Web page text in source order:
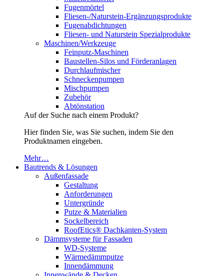
Fugenmörtel
Fliesen-/Naturstein-Ergänzungsprodukte
Fugenabdichtungen
Fliesen- und Naturstein Spezialprodukte
Maschinen/Werkzeuge
Feinputz-Maschinen
Baustellen-Silos und Förderanlagen
Durchlaufmischer
Schneckenpumpen
Mischpumpen
Zubehör
Abtönstation
Auf der Suche nach einem Produkt?
Hier finden Sie, was Sie suchen, indem Sie den
Produktnamen eingeben.
Mehr…
Bautrends & Lösungen
Außenfassade
Gestaltung
Anforderungen
Untergründe
Putze & Materialien
Sockelbereich
RoofEtics® Dachkanten-System
Dämmsysteme für Fassaden
WD-Systeme
Wärmedämmputze
Innendämmung